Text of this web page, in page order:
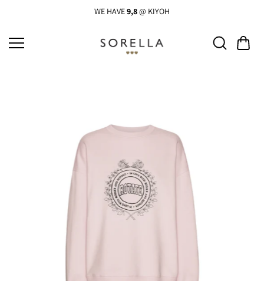
WE HAVE9,8@ KIYOH